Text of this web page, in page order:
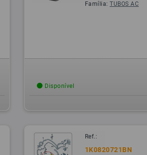
Família:TUBOS AC
Disponível
Ref.:
1K0820721BN